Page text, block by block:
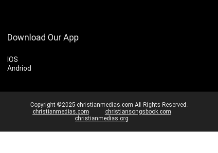
Download Our App
IOS
Andriod
Copyright ©2025 christianmedias.com All Rights Reserved.
christianmedias.com
christiansongsbook.com
christianmedias.org